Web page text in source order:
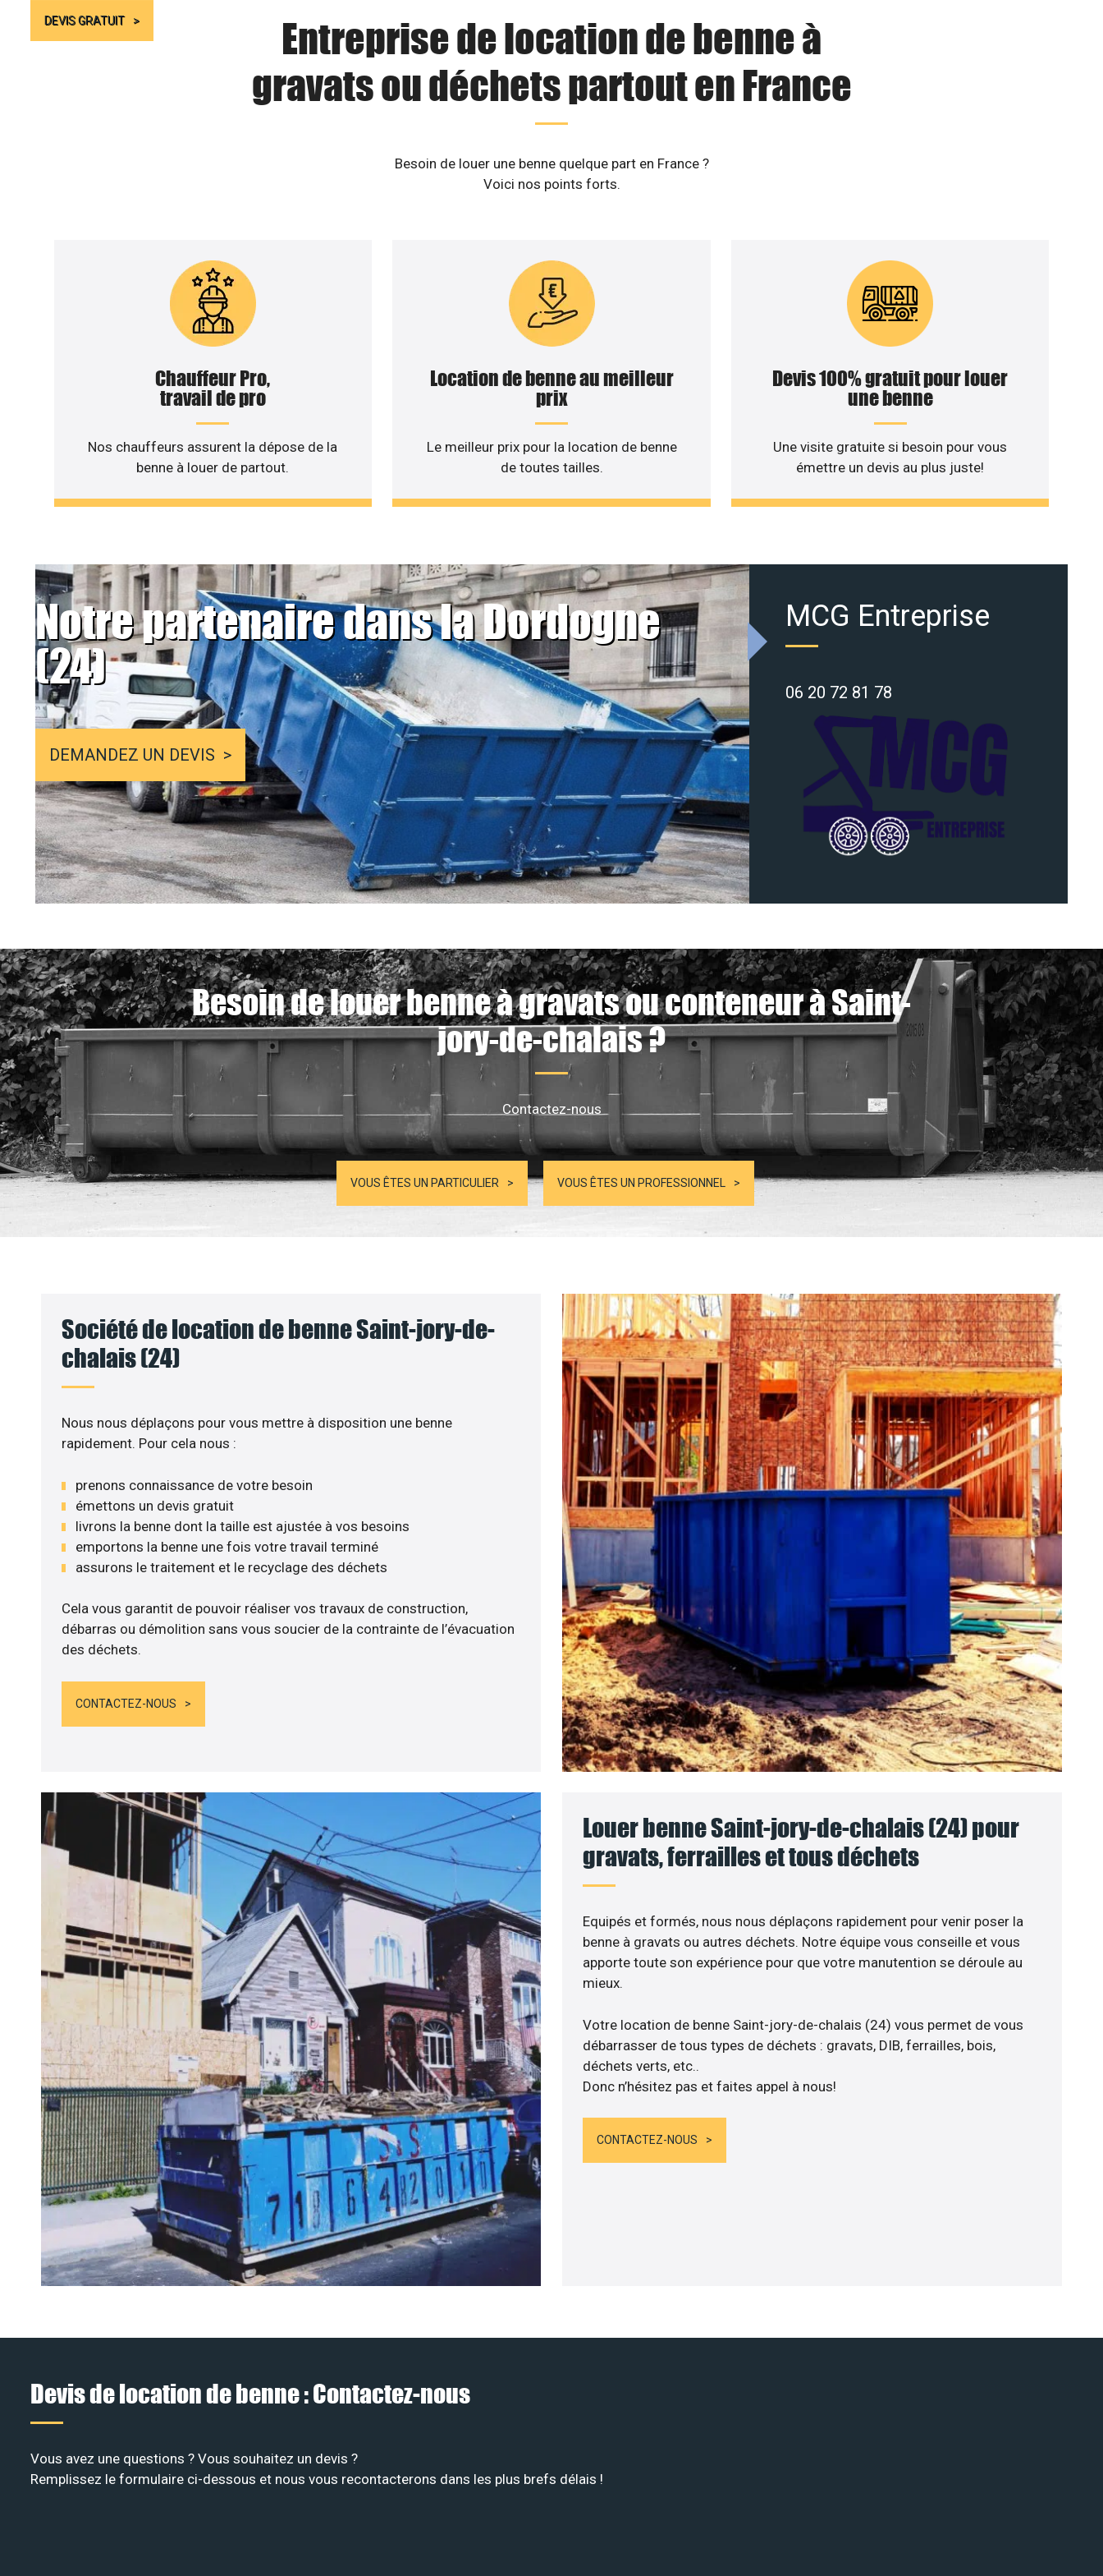
DEVIS GRATUIT
Entreprise de location de benne à
gravats ou déchets partout en France
Besoin de louer une benne quelque part en France ?
Voici nos points forts.
Chauffeur Pro,
travail de pro
Nos chauffeurs assurent la dépose de la
benne à louer de partout.
Location de benne au meilleur
prix
Le meilleur prix pour la location de benne
de toutes tailles.
Devis 100% gratuit pour louer
une benne
Une visite gratuite si besoin pour vous
émettre un devis au plus juste!
Notre partenaire dans la Dordogne
(24)
DEMANDEZ UN DEVIS
MCG Entreprise
06 20 72 81 78
Besoin de louer benne à gravats ou conteneur à Saint-
jory-de-chalais ?
Contactez-nous
VOUS ÊTES UN PARTICULIER VOUS ÊTES UN PROFESSIONNEL
Société de location de benne Saint-jory-de-
chalais (24)
Nous nous déplaçons pour vous mettre à disposition une benne
rapidement. Pour cela nous :
prenons connaissance de votre besoin
émettons un devis gratuit
livrons la benne dont la taille est ajustée à vos besoins
emportons la benne une fois votre travail terminé
assurons le traitement et le recyclage des déchets
Cela vous garantit de pouvoir réaliser vos travaux de construction,
débarras ou démolition sans vous soucier de la contrainte de l’évacuation
des déchets.
CONTACTEZ-NOUS
Louer benne Saint-jory-de-chalais (24) pour
gravats, ferrailles et tous déchets
Equipés et formés, nous nous déplaçons rapidement pour venir poser la
benne à gravats ou autres déchets. Notre équipe vous conseille et vous
apporte toute son expérience pour que votre manutention se déroule au
mieux.
Votre location de benne Saint-jory-de-chalais (24) vous permet de vous
débarrasser de tous types de déchets : gravats, DIB, ferrailles, bois,
déchets verts, etc..
Donc n’hésitez pas et faites appel à nous!
CONTACTEZ-NOUS
Devis de location de benne : Contactez-nous
Vous avez une questions ? Vous souhaitez un devis ?
Remplissez le formulaire ci-dessous et nous vous recontacterons dans les plus brefs délais !